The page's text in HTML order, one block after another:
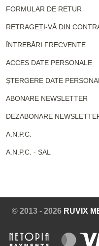
FORMULAR DE RETUR
RETRAGEȚI-VĂ DIN
ÎNTREBĂRI FRECVENTE
ACCES DATE PERSONALE
ȘTERGERE DATE
ABONARE NEWSLETTER
DEZABONARE
A.N.P.C.
A.N.P.C. - SAL
© 2013 - 2026 RUVIX